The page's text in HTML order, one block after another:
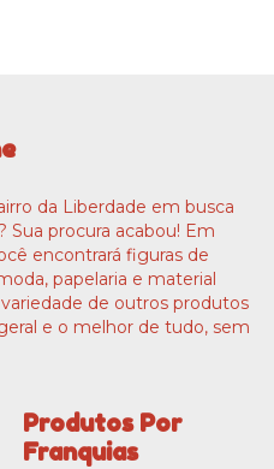
da Liberdade em busca
Sua procura acabou! Em
encontrará figuras de
papelaria e material
de outros produtos
e o melhor de tudo, sem
Produtos Por
Franquias